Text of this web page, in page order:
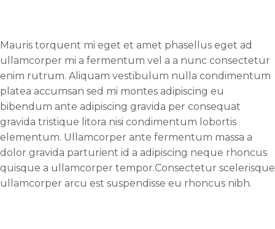
Mauris torquent mi eget et amet phasellus eget ad
ullamcorper mi a fermentum vel a a nunc consectetur
enim rutrum. Aliquam vestibulum nulla condimentum
platea accumsan sed mi montes adipiscing eu
bibendum ante adipiscing gravida per consequat
gravida tristique litora nisi condimentum lobortis
elementum. Ullamcorper ante fermentum massa a
dolor gravida parturient id a adipiscing neque rhoncus
quisque a ullamcorper tempor.Consectetur scelerisque
ullamcorper arcu est suspendisse eu rhoncus nibh.